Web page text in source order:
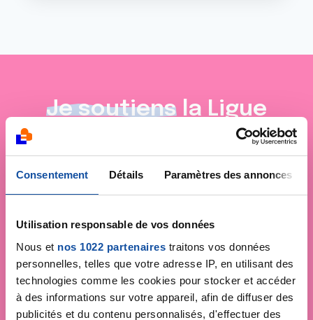
Consentement Détails Paramètres des annonces
Utilisation responsable de vos données
Nous et nos 1022 partenaires traitons vos données
personnelles, telles que votre adresse IP, en utilisant des
technologies comme les cookies pour stocker et accéder
à des informations sur votre appareil, afin de diffuser des
publicités et du contenu personnalisés, d'effectuer des
Je soutiens la Ligue
contre le cancer